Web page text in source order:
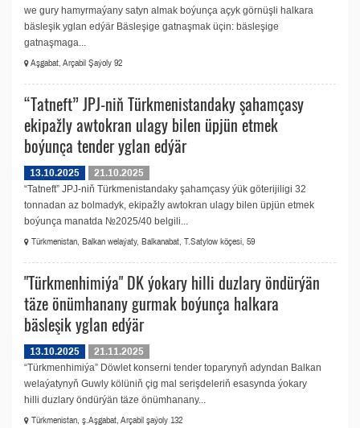
we gury hamyrmaýany satyn almak boýunça açyk görnüşli halkara
bäsleşik yglan edýär Bäsleşige gatnaşmak üçin: bäsleşige
gatnaşmaga...
Aşgabat, Arçabil Şaýoly 92
“Tatneft” JPJ-niň Türkmenistandaky şahamçasy
ekipažly awtokran ulagy bilen üpjün etmek
boýunça tender yglan edýär
13.10.2025
21.10.2025
“Tatneft” JPJ-niň Türkmenistandaky şahamçasy ýük göterijiligi 32
tonnadan az bolmadyk, ekipažly awtokran ulagy bilen üpjün etmek
boýunça manatda №2025/40 belgili...
Türkmenistan, Balkan welaýaty, Balkanabat, T.Satylow köçesi, 59
"Türkmenhimiýa" DK ýokary hilli duzlary öndürýän
täze önümhanany gurmak boýunça halkara
bäsleşik yglan edýär
13.10.2025
21.11.2025
“Türkmenhimiýa” Döwlet konserni tender toparynyň adyndan Balkan
welaýatynyň Guwly kölüniň çig mal serişdeleriň esasynda ýokary
hilli duzlary öndürýän täze önümhanany...
Türkmenistan, ş.Aşgabat, Arçabil şaýoly 132